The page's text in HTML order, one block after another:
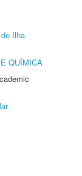
Ilha
QUÍMICA